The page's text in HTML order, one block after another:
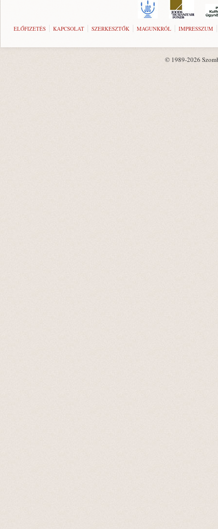
ELŐFIZETÉS KAPCSOLAT SZERKESZTŐK MAGUNKRÓL IMPRESSZUM
© 1989-2026